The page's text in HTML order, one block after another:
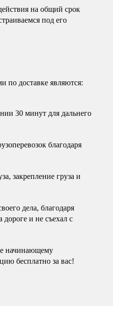
на общий срок
под его
по доставке являются:
30 минут для дальнего
благодаря
закрепление груза и
дела, благодаря
и не съехал с
начинающему
бесплатно за вас!